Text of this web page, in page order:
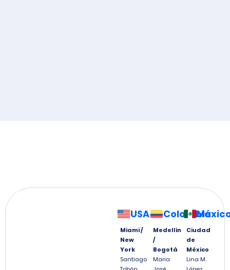
USA
Miami /
New
York
Santiago
Colombia
Medellín
/
Bogotá
Maria
Ciudad
de
México
Lina M.